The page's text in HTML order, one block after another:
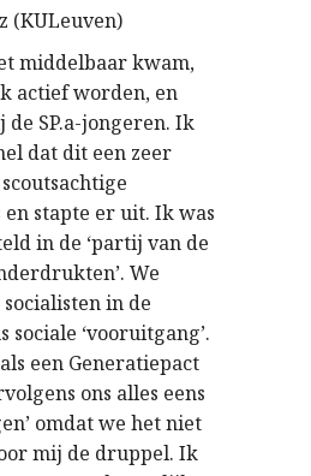
(KULeuven)
middelbaar kwam,
actief worden, en
de SP.a-jongeren. Ik
dat dit een zeer
stapte er uit. Ik was
in de ‘partij van de
We
in de
‘vooruitgang’.
een Generatiepact
ons alles eens
omdat we het niet
mij de druppel. Ik